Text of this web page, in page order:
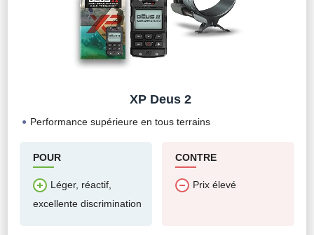
XP Deus 2
Performance supérieure en tous terrains
POUR
Léger, réactif,
excellente discrimination
CONTRE
Prix élevé